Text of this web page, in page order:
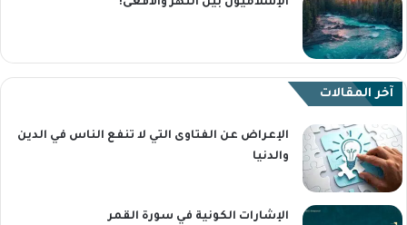
الإسلاميون بين النهر والأفعى!
آخر المقالات
الإعراض عن الفتاوى التي لا تنفع الناس في الدين
والدنيا
الإشارات الكونية في سورة القمر